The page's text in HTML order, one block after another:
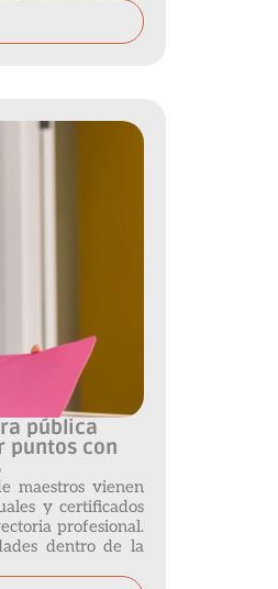
pública
puntos con
maestros vienen
y certificados
profesional.
dentro de la